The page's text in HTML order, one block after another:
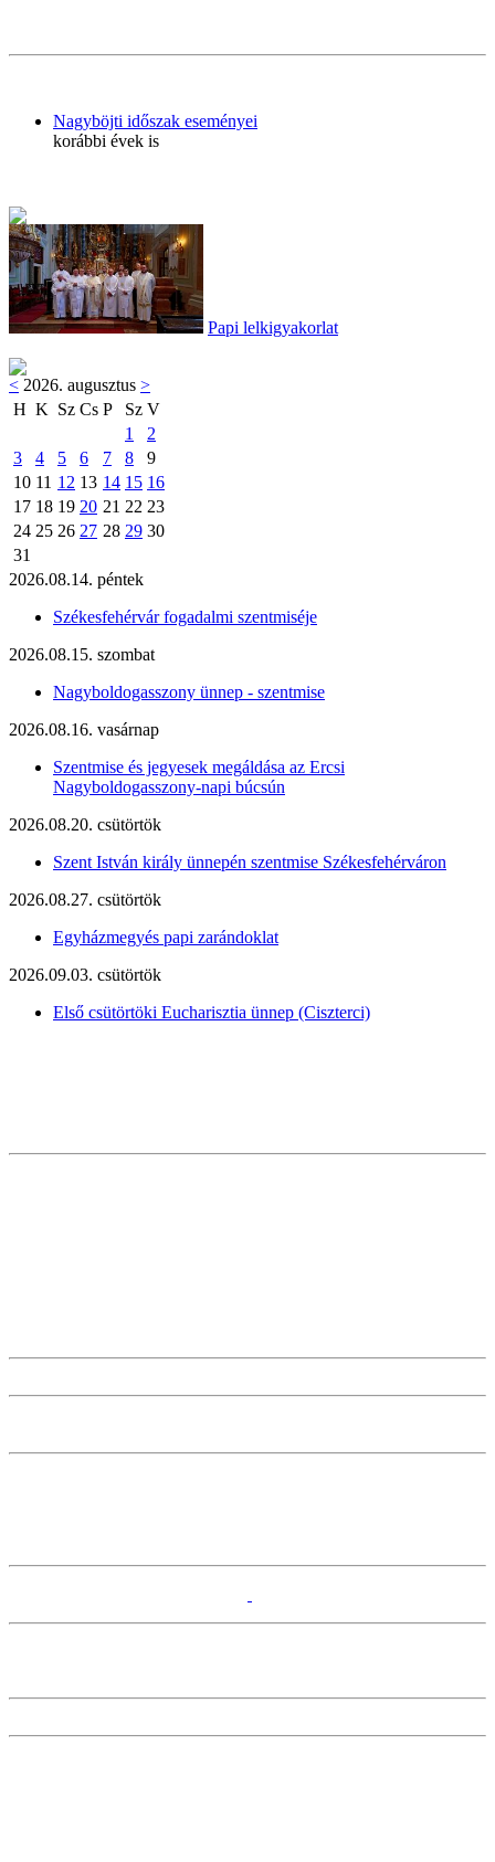
Nagyböjti időszak eseményei
korábbi évek is
Papi lelkigyakorlat
< 2026. augusztus >
H K Sz Cs P Sz V
1
2
3
4 5 6 7 8
9
10 11 12 13 14 15 16
17 18 19 20 21 22 23
24 25 26 27 28 29 30
31
2026.08.14. péntek
Székesfehérvár fogadalmi szentmiséje
2026.08.15. szombat
Nagyboldogasszony ünnep - szentmise
2026.08.16. vasárnap
Szentmise és jegyesek megáldása az Ercsi
Nagyboldogasszony-napi búcsún
2026.08.20. csütörtök
Szent István király ünnepén szentmise Székesfehérváron
2026.08.27. csütörtök
Egyházmegyés papi zarándoklat
2026.09.03. csütörtök
Első csütörtöki Eucharisztia ünnep (Ciszterci)